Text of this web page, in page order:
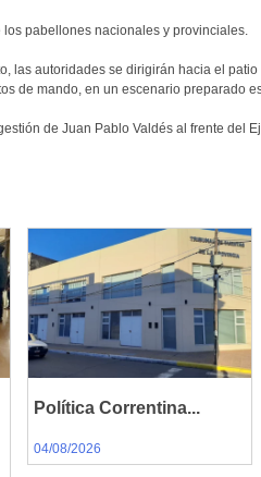
pabellones nacionales y provinciales.
las autoridades se dirigirán hacia el
de mando, en un escenario preparado
de Juan Pablo Valdés al frente del
Política Correntina...
04/08/2026